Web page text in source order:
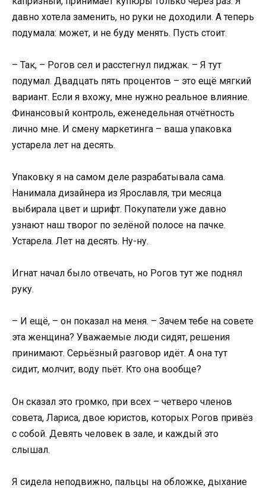
давно хотела заменить, но руки не доходили. А теперь
подумала: может, и не буду менять. Пусть стоит.
– Так, – Рогов сел и расстегнул пиджак. – Я тут
подумал. Двадцать пять процентов – это ещё мягкий
вариант. Если я вхожу, мне нужно реальное влияние.
Финансовый контроль, еженедельная отчётность
лично мне. И смену маркетинга – ваша упаковка
устарела лет на десять.
Упаковку я на самом деле разрабатывала сама.
Нанимала дизайнера из Ярославля, три месяца
выбирала цвет и шрифт. Покупатели уже давно
узнают наш творог по зелёной полосе на пачке.
Устарела. Лет на десять. Ну-ну.
Игнат начал было отвечать, но Рогов тут же поднял
руку.
– И ещё, – он показал на меня. – Зачем тебе на совете
эта женщина? Уважаемые люди сидят, решения
принимают. Серьёзный разговор идёт. А она тут
сидит, молчит, воду пьёт. Кто она вообще?
Он сказал это громко, при всех – четверо членов
совета, Лариса, двое юристов, которых Рогов привёз
с собой. Девять человек в зале, и каждый это
слышал.
Я сидела неподвижно, пальцы на обложке, дыхание